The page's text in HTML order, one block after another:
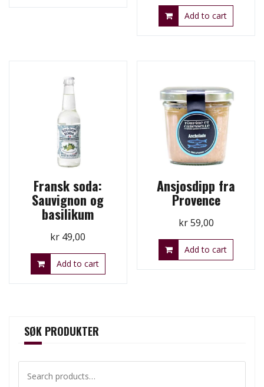
Add to cart
Fransk soda:
Sauvignon og
basilikum
kr 49,00
Add to cart
Ansjosdipp fra
Provence
kr59,00
Add to cart
SØK PRODUKTER
for: